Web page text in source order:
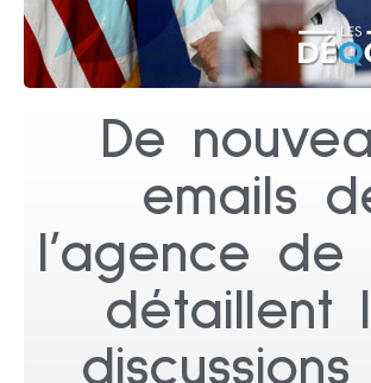
De
emails
l’agence de
détaillent